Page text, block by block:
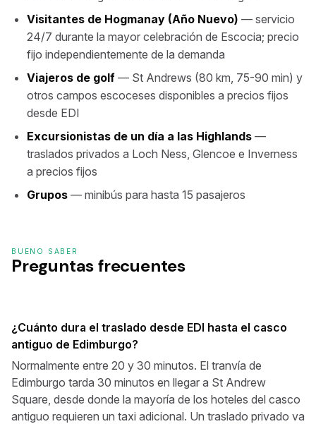
Visitantes de Hogmanay (Año Nuevo) — servicio
24/7 durante la mayor celebración de Escocia; precio
fijo independientemente de la demanda
Viajeros de golf — St Andrews (80 km, 75-90 min) y
otros campos escoceses disponibles a precios fijos
desde EDI
Excursionistas de un día a las Highlands —
traslados privados a Loch Ness, Glencoe e Inverness
a precios fijos
Grupos — minibús para hasta 15 pasajeros
BUENO SABER
Preguntas frecuentes
¿Cuánto dura el traslado desde EDI hasta el casco
antiguo de Edimburgo?
Normalmente entre 20 y 30 minutos. El tranvía de
Edimburgo tarda 30 minutos en llegar a St Andrew
Square, desde donde la mayoría de los hoteles del casco
antiguo requieren un taxi adicional. Un traslado privado va